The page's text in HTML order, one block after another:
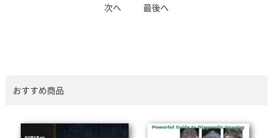
次へ
最後へ
おすすめ商品